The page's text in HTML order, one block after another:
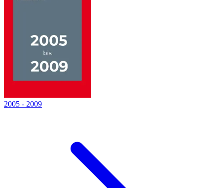
2005 - 2009